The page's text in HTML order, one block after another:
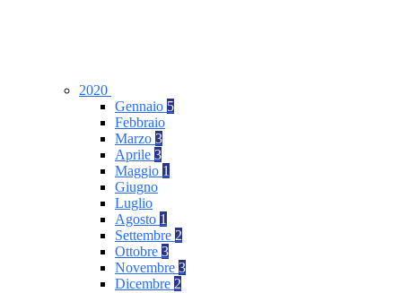
2020
Gennaio 5
Febbraio
Marzo 3
Aprile 3
Maggio 1
Giugno
Luglio
Agosto 1
Settembre 2
Ottobre 3
Novembre 3
Dicembre 2